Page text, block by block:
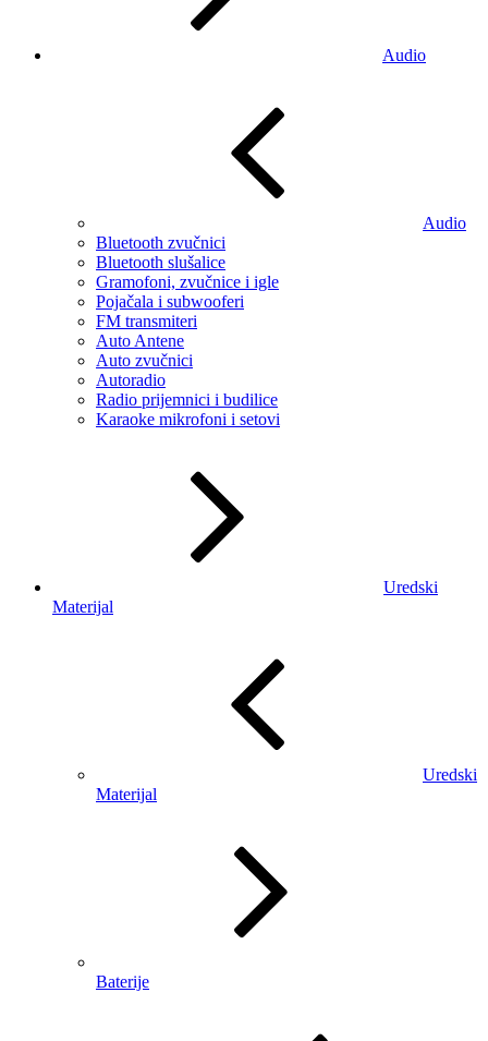
Audio
Audio
Bluetooth zvučnici
Bluetooth slušalice
Gramofoni, zvučnice i igle
Pojačala i subwooferi
FM transmiteri
Auto Antene
Auto zvučnici
Autoradio
Radio prijemnici i budilice
Karaoke mikrofoni i setovi
Uredski
Materijal
Uredski
Materijal
Baterije